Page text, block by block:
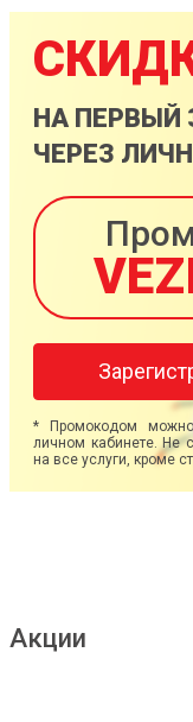
НА ПЕРВЫЙ
ЧЕРЕЗ
* Промокодом можно
личном кабинете. Не
на все услуги, кроме
Акции